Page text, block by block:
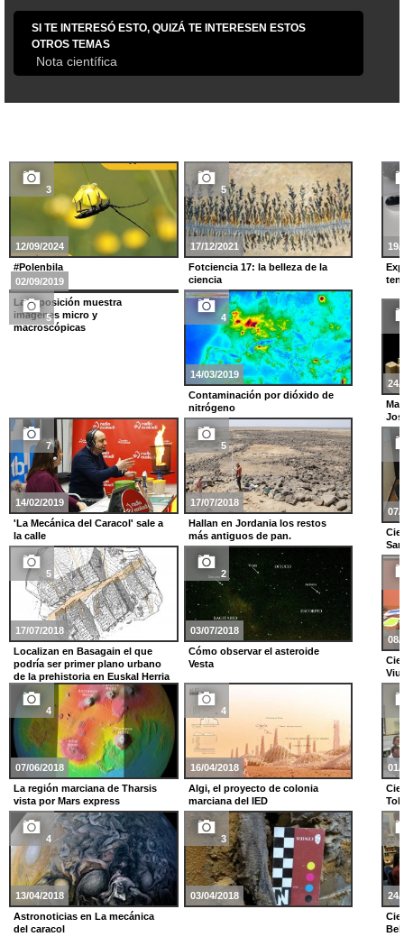
SI TE INTERESÓ ESTO, QUIZÁ TE INTERESEN ESTOS
OTROS TEMAS
Nota científica
3
12/09/2024
#Polenbila
5
17/12/2021
Fotciencia 17: la belleza de la
ciencia
5
02/09/2019
La exposición muestra
imágenes micro y
macroscópicas
4
14/03/2019
Contaminación por dióxido de
nitrógeno
7
14/02/2019
'La Mecánica del Caracol' sale a
la calle
5
17/07/2018
Hallan en Jordania los restos
más antiguos de pan.
5
17/07/2018
Localizan en Basagain el que
podría ser primer plano urbano
de la prehistoria en Euskal Herria
2
03/07/2018
Cómo observar el asteroide
Vesta
4
07/06/2018
La región marciana de Tharsis
vista por Mars express
4
16/04/2018
Algi, el proyecto de colonia
marciana del IED
4
13/04/2018
Astronoticias en La mecánica
del caracol
3
03/04/2018
19/
24/
07/
08/
01/
24/